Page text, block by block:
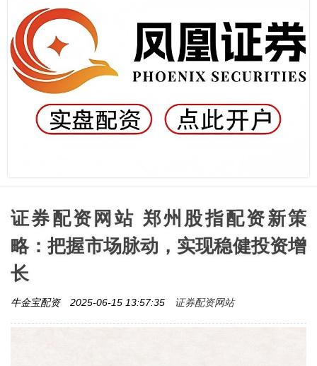
证券配资网站 郑州股指配资新策
略：把握市场脉动，实现稳健投资增
长
牛金宝配资 2025-06-15 13:57:35 证券配资网站